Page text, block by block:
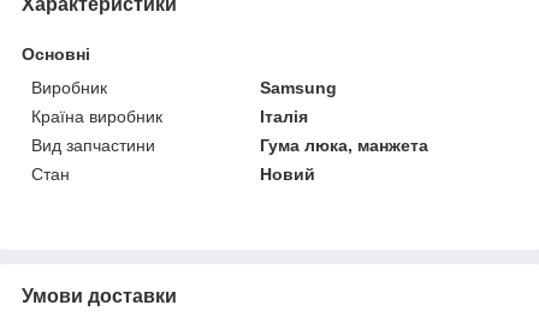
Основні
Виробник
Samsung
Країна виробник
Італія
Вид запчастини
Гума люка, манжета
Стан
Новий
Умови доставки